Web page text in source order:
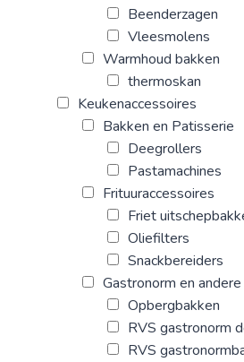
Beenderzagen
Vleesmolens
Warmhoud bakken
thermoskan
Keukenaccessoires
Bakken en Patisserie
Deegrollers
Pastamachines
Frituuraccessoires
Friet
Oliefilters
Snackbereiders
Gastronorm en
Opbergbakken
RVS gastronorm
RVS